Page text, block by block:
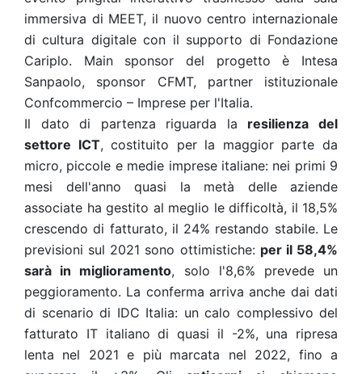
immersiva di MEET, il nuovo centro internazionale
di cultura digitale con il supporto di Fondazione
Cariplo. Main sponsor del progetto è Intesa
Sanpaolo, sponsor CFMT, partner istituzionale
Confcommercio – Imprese per l'Italia.
Il dato di partenza riguarda la resilienza del
settore ICT, costituito per la maggior parte da
micro, piccole e medie imprese italiane: nei primi 9
mesi dell'anno quasi la metà delle aziende
associate ha gestito al meglio le difficoltà, il 18,5%
crescendo di fatturato, il 24% restando stabile. Le
previsioni sul 2021 sono ottimistiche: per il 58,4%
sarà in miglioramento, solo l'8,6% prevede un
peggioramento. La conferma arriva anche dai dati
di scenario di IDC Italia: un calo complessivo del
fatturato IT italiano di quasi il -2%, una ripresa
lenta nel 2021 e più marcata nel 2022, fino a